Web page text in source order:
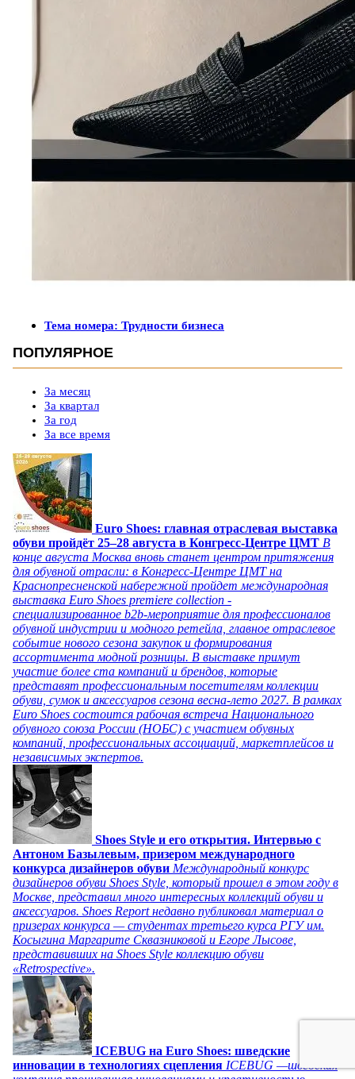
Тема номера: Трудности бизнеса
ПОПУЛЯРНОЕ
За месяц
За квартал
За год
За все время
Euro Shoes: главная отраслевая выставка
обуви пройдёт 25–28 августа в Конгресс‑Центре ЦМТ В
конце августа Москва вновь станет центром притяжения
для обувной отрасли: в Конгресс-Центре ЦМТ на
Краснопресненской набережной пройдет международная
выставка Euro Shoes premiere collection -
специализированное b2b-мероприятие для профессионалов
обувной индустрии и модного ретейла, главное отраслевое
событие нового сезона закупок и формирования
ассортимента модной розницы. В выставке примут
участие более ста компаний и брендов, которые
представят профессиональным посетителям коллекции
обуви, сумок и аксессуаров сезона весна-лето 2027. В рамках
Euro Shoes состоится рабочая встреча Национального
обувного союза России (НОБС) с участием обувных
компаний, профессиональных ассоциаций, маркетплейсов и
независимых экспертов.
Shoes Style и его открытия. Интервью с
Антоном Базылевым, призером международного
конкурса дизайнеров обуви Международный конкурс
дизайнеров обуви Shoes Style, который прошел в этом году в
Москве, представил много интересных коллекций обуви и
аксессуаров. Shoes Report недавно публиковал материал о
призерах конкурса — студентах третьего курса РГУ им.
Косыгина Маргарите Сквазниковой и Егоре Лысове,
представивших на Shoes Style коллекцию обуви
«Retrospective».
ICEBUG на Euro Shoes: шведские
инновации в технологиях сцепления ICEBUG —шведская